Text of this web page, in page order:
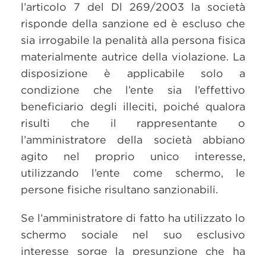
l’articolo 7 del Dl 269/2003 la società
risponde della sanzione ed è escluso che
sia irrogabile la penalità alla persona fisica
materialmente autrice della violazione. La
disposizione è applicabile solo a
condizione che l’ente sia l’effettivo
beneficiario degli illeciti, poiché qualora
risulti che il rappresentante o
l’amministratore della società abbiano
agito nel proprio unico interesse,
utilizzando l’ente come schermo, le
persone fisiche risultano sanzionabili.
Se l’amministratore di fatto ha utilizzato lo
schermo sociale nel suo esclusivo
interesse sorge la presunzione che ha